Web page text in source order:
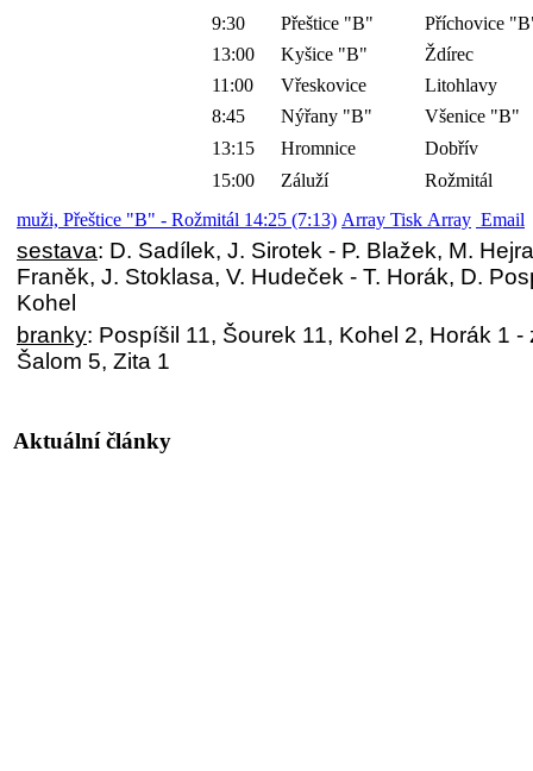
9:30 Přeštice "B"
Příchovice
13:00
Kyšice "B"
Ždírec
11:00
Vřeskovice
Litohlavy
8:45
Nýřany "B"
Všenice "B"
13:15
Hromnice
Dobřív
15:00
Záluží
Rožmitál
muži, Přeštice "B" - Rožmitál 14:25 (7:13) Array Tisk Array Email
sestava: D. Sadílek, J. Sirotek - P. Blažek, M.
Franěk, J. Stoklasa, V. Hudeček - T. Horák, D.
Kohel
branky: Pospíšil 11, Šourek 11, Kohel 2, Horák 1
Šalom 5, Zita 1
Aktuální články